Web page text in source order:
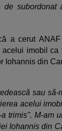
subordonat
a cerut
acelui imobil
Iohannis din
sau
acelui
trimis". M-am
Iohannis din